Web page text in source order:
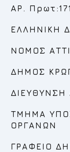
ΑΡ. Πρωτ:1
ΕΛΛΗΝΙΚΗ
ΝΟΜΟΣ
ΔΗΜΟΣ
ΔΙΕΥΘΥΝΣΗ
ΤΜΗΜΑ
ΟΡΓΑΝΩΝ
ΓΡΑΦΕΙΟ